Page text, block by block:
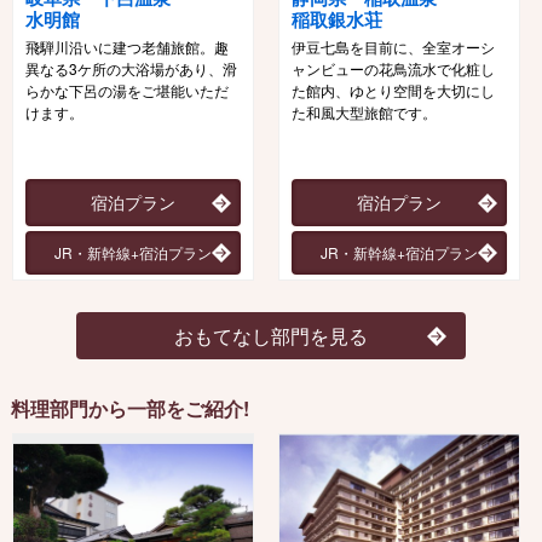
水明館
飛騨川沿いに建つ老舗旅館。趣
異なる3ケ所の大浴場があり、滑
らかな下呂の湯をご堪能いただ
けます。
宿泊プラン
JR・新幹線+宿泊プラン
稲取銀水荘
伊豆七島を目前に、全室オーシ
ャンビューの花鳥流水で化粧し
た館内、ゆとり空間を大切にし
た和風大型旅館です。
宿泊プラン
JR・新幹線+宿泊プラン
おもてなし部門を見る
料理部門から一部をご紹介!